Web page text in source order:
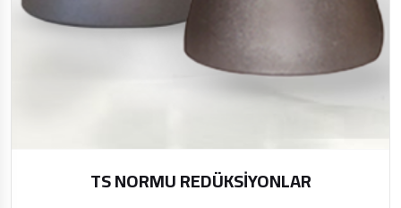
TS NORMU REDÜKSİYONLAR